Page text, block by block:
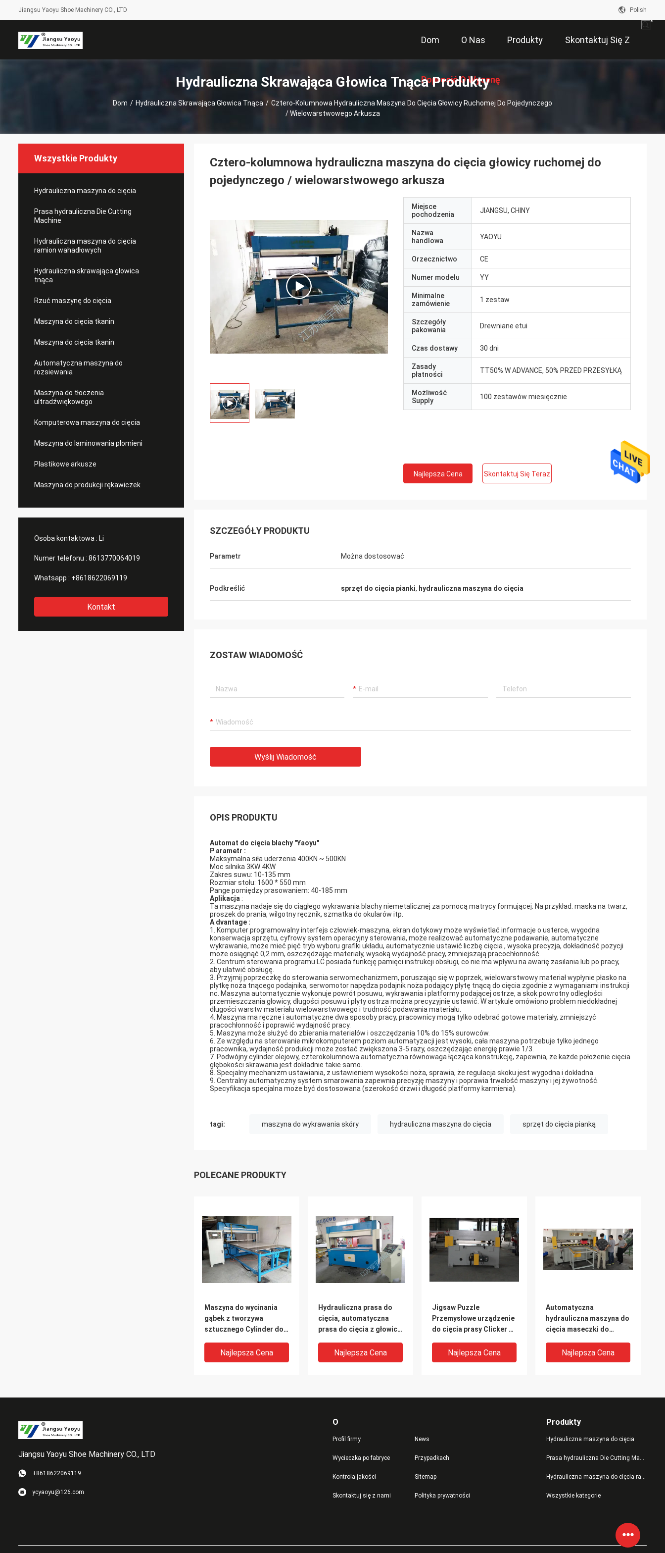
Jiangsu Yaoyu Shoe Machinery CO., LTD Polish
Dom O Nas Produkty Skontaktuj Się Z
Poprosić O Wycenę
Hydrauliczna Skrawająca Głowica Tnąca Produkty
Dom / Hydrauliczna Skrawająca Głowica Tnąca / Cztero-Kolumnowa Hydrauliczna Maszyna Do Cięcia Głowicy Ruchomej Do Pojedynczego
/ Wielowarstwowego Arkusza
Wszystkie Produkty
Hydrauliczna maszyna do cięcia
Prasa hydrauliczna Die Cutting
Machine
Hydrauliczna maszyna do cięcia
ramion wahadłowych
Hydrauliczna skrawająca głowica
tnąca
Rzuć maszynę do cięcia
Maszyna do cięcia tkanin
Maszyna do cięcia tkanin
Automatyczna maszyna do
rozsiewania
Maszyna do tłoczenia
ultradźwiękowego
Komputerowa maszyna do cięcia
Maszyna do laminowania płomieni
Plastikowe arkusze
Maszyna do produkcji rękawiczek
Osoba kontaktowa : Li
Numer telefonu : 8613770064019
Whatsapp : +8618622069119
Kontakt
Cztero-kolumnowa hydrauliczna maszyna do cięcia głowicy ruchomej do
pojedynczego / wielowarstwowego arkusza
Miejsce
pochodzenia
JIANGSU, CHINY
Nazwa
handlowa
YAOYU
Orzecznictwo CE
Numer modelu YY
Minimalne
zamówienie
1 zestaw
Szczegóły
pakowania
Drewniane etui
Czas dostawy 30 dni
Zasady
płatności
TT50% W ADVANCE, 50% PRZED PRZESYŁKĄ
Możliwość
Supply
100 zestawów miesięcznie
Najlepsza Cena Skontaktuj Się Teraz
SZCZEGÓŁY PRODUKTU
Parametr Można dostosować
Podkreślić sprzęt do cięcia pianki, hydrauliczna maszyna do cięcia
ZOSTAW WIADOMOŚĆ
Wyślij Wiadomość
OPIS PRODUKTU
Automat do cięcia blachy "Yaoyu"
P arametr :
Maksymalna siła uderzenia 400KN ~ 500KN
Moc silnika 3KW 4KW
Zakres suwu: 10-135 mm
Rozmiar stołu: 1600 * 550 mm
Pange pomiędzy prasowaniem: 40-185 mm
Aplikacja :
Ta maszyna nadaje się do ciągłego wykrawania blachy niemetalicznej za pomocą matrycy formującej. Na przykład: maska ​​na twarz,
proszek do prania, wilgotny ręcznik, szmatka do okularów itp.
A dvantage :
1. Komputer programowalny interfejs człowiek-maszyna, ekran dotykowy może wyświetlać informacje o usterce, wygodna
konserwacja sprzętu, cyfrowy system operacyjny sterowania, może realizować automatyczne podawanie, automatyczne
wykrawanie, może mieć pięć tryb wyboru grafiki układu, automatycznie ustawić liczbę cięcia , wysoka precyzja, dokładność pozycji
może osiągnąć 0,2 mm, oszczędzając materiały, wysoką wydajność pracy, zmniejszają pracochłonność.
2. Centrum sterowania programu LC posiada funkcję pamięci instrukcji obsługi, co nie ma wpływu na awarię zasilania lub po pracy,
aby ułatwić obsługę.
3. Przyjmij poprzeczkę do sterowania serwomechanizmem, poruszając się w poprzek, wielowarstwowy materiał wypłynie płasko na
płytkę noża tnącego podajnika, serwomotor napędza podajnik noża podający płytę tnącą do cięcia zgodnie z wymaganiami instrukcji
nc. Maszyna automatycznie wykonuje powrót posuwu, wykrawania i platformy podającej ostrze, a skok powrotny odległości
przemieszczania głowicy, długości posuwu i płyty ostrza można precyzyjnie ustawić. W artykule omówiono problem niedokładnej
długości warstw materiału wielowarstwowego i trudność podawania materiału.
4. Maszyna ma ręczne i automatyczne dwa sposoby pracy, pracownicy mogą tylko odebrać gotowe materiały, zmniejszyć
pracochłonność i poprawić wydajność pracy.
5. Maszyna może służyć do zbierania materiałów i oszczędzania 10% do 15% surowców.
6. Ze względu na sterowanie mikrokomputerem poziom automatyzacji jest wysoki, cała maszyna potrzebuje tylko jednego
pracownika, wydajność produkcji może zostać zwiększona 3-5 razy, oszczędzając energię prawie 1/3.
7. Podwójny cylinder olejowy, czterokolumnowa automatyczna równowaga łącząca konstrukcję, zapewnia, że ​​każde położenie cięcia
głębokości skrawania jest dokładnie takie samo.
8. Specjalny mechanizm ustawiania, z ustawieniem wysokości noża, sprawia, że ​​regulacja skoku jest wygodna i dokładna.
9. Centralny automatyczny system smarowania zapewnia precyzję maszyny i poprawia trwałość maszyny i jej żywotność.
Specyfikacja specjalna może być dostosowana (szerokość drzwi i długość platformy karmienia).
tagi: maszyna do wykrawania skóry hydrauliczna maszyna do cięcia sprzęt do cięcia pianką
POLECANE PRODUKTY
Maszyna do wycinania
gąbek z tworzywa
sztucznego Cylinder do
135mm Zakres skoku
Najlepsza Cena
Hydrauliczna prasa do
cięcia, automatyczna
prasa do cięcia z głowicą
Najlepsza Cena
Jigsaw Puzzle
Przemysłowe urządzenie
do cięcia prasy Clicker 12
Najlepsza Cena
Automatyczna
hydrauliczna maszyna do
cięcia maseczki do
wydajności
Najlepsza Cena
Ekran dotykowy
Precyzyjna maszyna do
Szybka
cięcia Clicker do maski
Jiangsu Yaoyu Shoe Machinery CO., LTD
+8618622069119
ycyaoyu@126.com
O
Profil firmy
Wycieczka po fabryce
Kontrola jakości
Skontaktuj się z nami
News
Przypadkach
Sitemap
Polityka prywatności
Produkty
Hydrauliczna maszyna do cięcia
Prasa hydrauliczna Die Cutting Machine
Hydrauliczna maszyna do cięcia ramion wahadłowych
Wszystkie kategorie